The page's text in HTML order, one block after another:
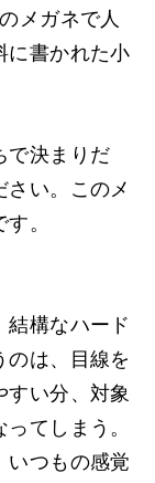
メガネで人
に書かれた小
で決まりだ
い。
このメ
。
結構なハード
のは、目線を
すい分、対象
てしまう。
いつもの感覚